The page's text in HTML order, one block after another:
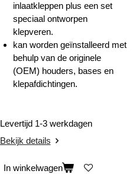
inlaatkleppen plus een set
speciaal ontworpen
klepveren.
kan worden geïnstalleerd met
behulp van de originele
(OEM) houders, bases en
klepafdichtingen.
Levertijd 1-3 werkdagen
Bekijk details
In winkelwagen